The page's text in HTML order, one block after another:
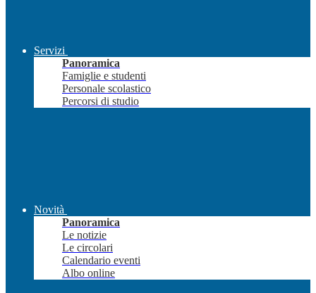
Servizi
Panoramica
Famiglie e studenti
Personale scolastico
Percorsi di studio
Novità
Panoramica
Le notizie
Le circolari
Calendario eventi
Albo online